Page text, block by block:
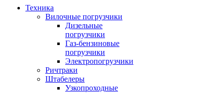
Техника
Вилочные погрузчики
Дизельные
погрузчики
Газ-бензиновые
погрузчики
Электропогрузчики
Ричтраки
Штабелеры
Узкопроходные